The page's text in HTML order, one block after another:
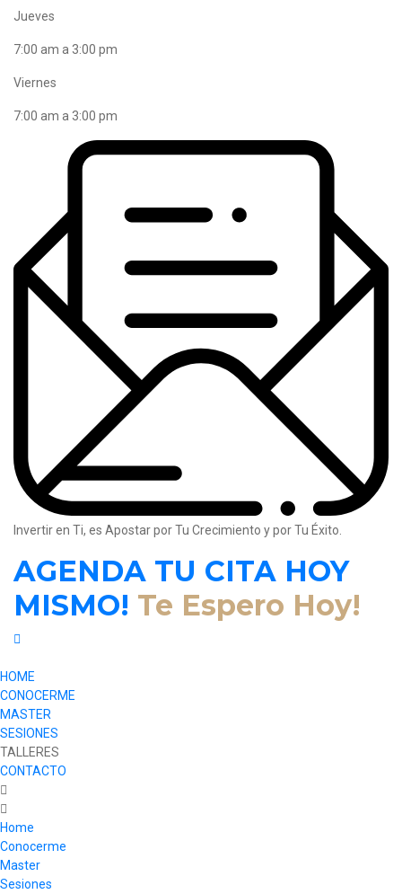
Jueves
7:00 am a 3:00 pm
Viernes
7:00 am a 3:00 pm
Invertir en Ti, es Apostar por Tu Crecimiento y por Tu Éxito.
AGENDA TU CITA HOY
MISMO! Te Espero Hoy!
HOME
CONOCERME
MASTER
SESIONES
TALLERES
CONTACTO
Home
Conocerme
Master
Sesiones